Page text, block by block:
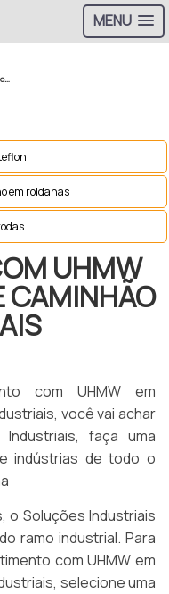
MENU
Revestimento com UHMW em caçambas de caminhão e silos industriais
em roldanas
UHMW
CAMINHÃO
com UHMW em
você vai achar
faça uma
indústrias de todo o
o Soluções Industriais
ramo industrial. Para
com UHMW em
selecione uma